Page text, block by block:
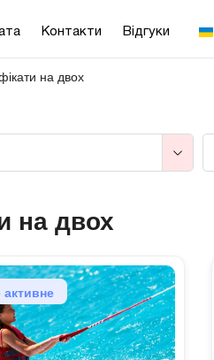
Контакти Відгуки
на двох
на двох
активне